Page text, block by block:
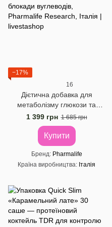
−17%
16
Дієтична добавка для
метаболізму глюкози та
вуглеводів Oxantin
"Розщеплення вуглеводів",
60 т
1 399 грн 1 685 грн
Купити
Бренд
Pharmalife
Країна виробництва
Італія